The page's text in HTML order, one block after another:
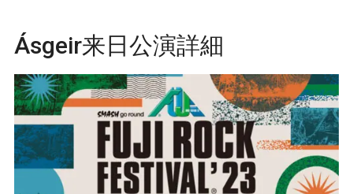
Ásgeir来日公演詳細